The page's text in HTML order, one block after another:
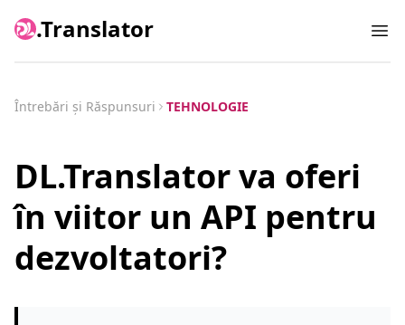
.Translator
Întrebări și Răspunsuri TEHNOLOGIE
DL.Translator va oferi
în viitor un API pentru
dezvoltatori?